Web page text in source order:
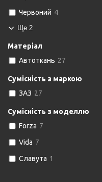
Червоний 4
Ще 2
Матеріал
Автоткань 27
Сумісність з маркою
ЗАЗ 27
Сумісність з моделлю
Forza 7
Vida 7
Славута 1